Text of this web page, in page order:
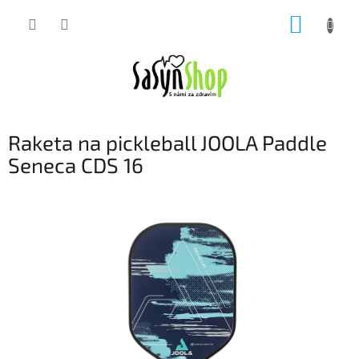
Raketa na pickleball JOOLA Paddle
Seneca CDS 16